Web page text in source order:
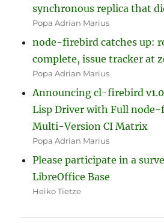
synchronous replica that
Popa Adrian Marius
node-firebird catches up:
complete, issue tracker at
Popa Adrian Marius
Announcing cl-firebird
Lisp Driver with Full
Multi-Version CI Matrix
Popa Adrian Marius
Please participate in a
LibreOffice Base
Heiko Tietze